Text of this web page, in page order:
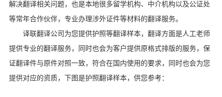
解决翻译相关问题，也是本地很多留学机构、中介机构以及公证处
等常年合作伙伴，专业办理涉外证件等材料的翻译服务。
译联翻译公司为您提供护照等翻译样本，翻译方面是人工老师
提供专业的翻译服务，同时也会为客户提供原格式排版的服务，保
证翻译件与原件对照一致，符合在国内使用的要求，同时也会为您
提供对应的资质，下图是护照翻译样本，供您参考：